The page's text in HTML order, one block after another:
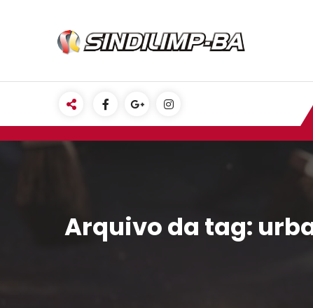
Arquivo da tag: